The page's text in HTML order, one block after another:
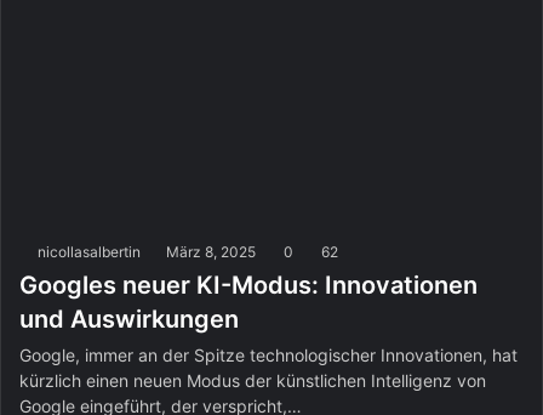
nicollasalbertin März 8, 2025 0 62
Googles neuer KI-Modus: Innovationen
und Auswirkungen
Google, immer an der Spitze technologischer Innovationen, hat
kürzlich einen neuen Modus der künstlichen Intelligenz von
Google eingeführt, der verspricht,…